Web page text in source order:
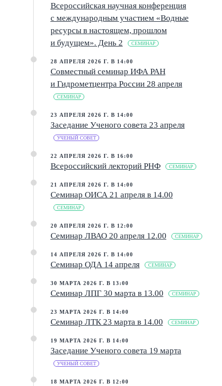
Всероссийская научная конференция
с международным участием «Водные
ресурсы в настоящем, прошлом
и будущем». День 2
СЕМИНАР
28 АПРЕЛЯ 2026 Г. В 14:00
Совместный семинар ИФА РАН
и Гидрометцентра России 28 апреля
СЕМИНАР
23 АПРЕЛЯ 2026 Г. В 14:00
Заседание Ученого совета 23 апреля
УЧЕНЫЙ СОВЕТ
22 АПРЕЛЯ 2026 Г. В 16:00
Всероссийский лекторий РНФ СЕМИНАР
21 АПРЕЛЯ 2026 Г. В 14:00
Семинар ОИСА 21 апреля в 14.00
СЕМИНАР
20 АПРЕЛЯ 2026 Г. В 12:00
Семинар ЛВАО 20 апреля 12.00 СЕМИНАР
14 АПРЕЛЯ 2026 Г. В 14:00
Семинар ОДА 14 апреля СЕМИНАР
30 МАРТА 2026 Г. В 13:00
Семинар ЛПГ 30 марта в 13.00 СЕМИНАР
23 МАРТА 2026 Г. В 14:00
Семинар ЛТК 23 марта в 14.00 СЕМИНАР
19 МАРТА 2026 Г. В 14:00
Заседание Ученого совета 19 марта
УЧЕНЫЙ СОВЕТ
18 МАРТА 2026 Г. В 12:00
This help popup Shift
Search popup
Navigate posts →